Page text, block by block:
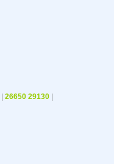
26650 29130